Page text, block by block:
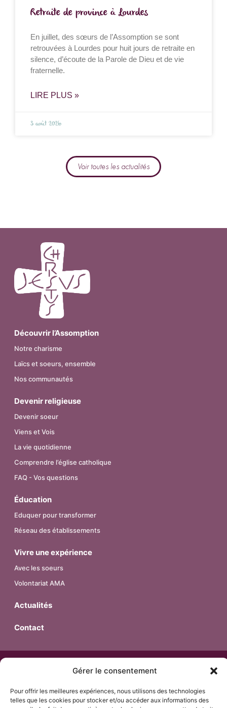
Gérer le consentement
Pour offrir les meilleures expériences, nous utilisons des technologies
telles que les cookies pour stocker et/ou accéder aux informations des
Retraite de province à Lourdes
En juillet, des sœurs de l’Assomption se sont
retrouvées à Lourdes pour huit jours de retraite en
silence, d’écoute de la Parole de Dieu et de vie
fraternelle.
LIRE PLUS »
3 août 2026
Voir toutes les actualités
Découvrir l’Assomption
Notre charisme
Laïcs et soeurs, ensemble
Nos communautés
Devenir religieuse
Devenir soeur
Viens et Vois
La vie quotidienne
Comprendre l’église catholique
FAQ - Vos questions
Éducation
Eduquer pour transformer
Réseau des établissements
Vivre une expérience
Avec les soeurs
Volontariat AMA
Actualités
Contact
Tous droits réservés.